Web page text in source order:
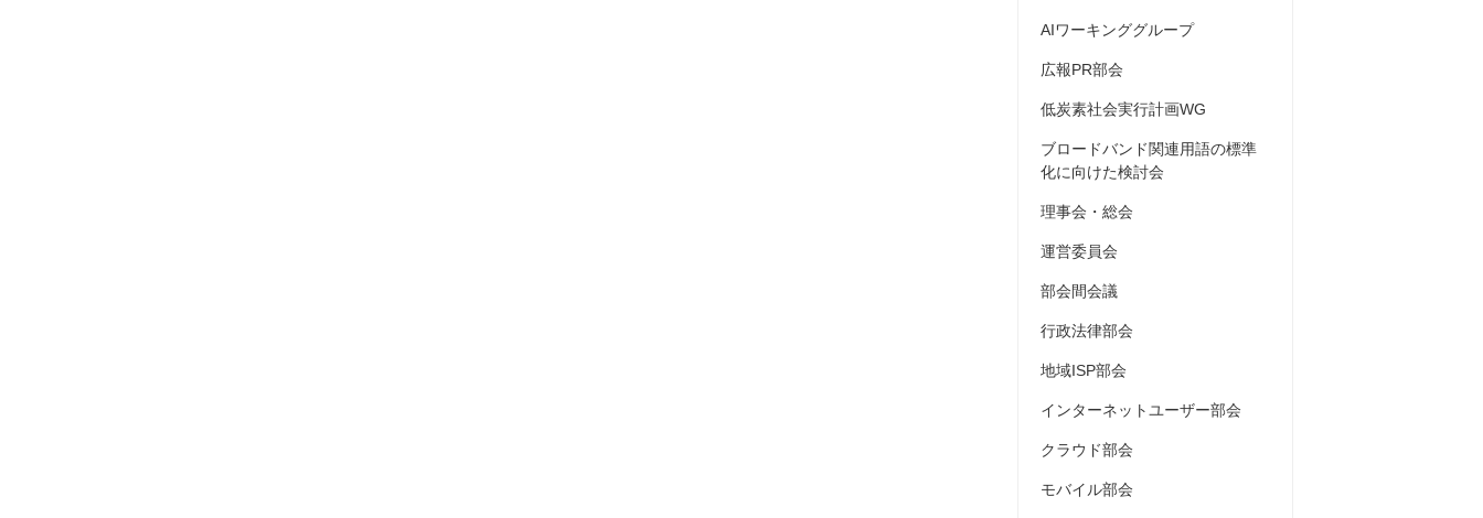
AIワーキンググループ
広報PR部会
低炭素社会実行計画WG
ブロードバンド関連用語の標準
化に向けた検討会
理事会・総会
運営委員会
部会間会議
行政法律部会
地域ISP部会
インターネットユーザー部会
クラウド部会
モバイル部会